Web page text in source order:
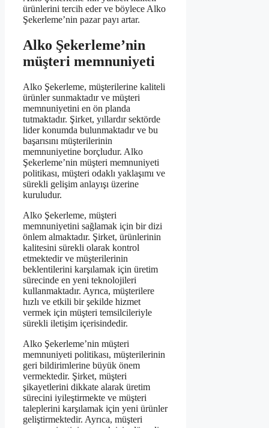
ürünlerini tercih eder ve böylece Alko
Şekerleme’nin pazar payı artar.
Alko Şekerleme’nin
müşteri memnuniyeti
Alko Şekerleme, müşterilerine kaliteli
ürünler sunmaktadır ve müşteri
memnuniyetini en ön planda
tutmaktadır. Şirket, yıllardır sektörde
lider konumda bulunmaktadır ve bu
başarısını müşterilerinin
memnuniyetine borçludur. Alko
Şekerleme’nin müşteri memnuniyeti
politikası, müşteri odaklı yaklaşımı ve
sürekli gelişim anlayışı üzerine
kuruludur.
Alko Şekerleme, müşteri
memnuniyetini sağlamak için bir dizi
önlem almaktadır. Şirket, ürünlerinin
kalitesini sürekli olarak kontrol
etmektedir ve müşterilerinin
beklentilerini karşılamak için üretim
sürecinde en yeni teknolojileri
kullanmaktadır. Ayrıca, müşterilere
hızlı ve etkili bir şekilde hizmet
vermek için müşteri temsilcileriyle
sürekli iletişim içerisindedir.
Alko Şekerleme’nin müşteri
memnuniyeti politikası, müşterilerinin
geri bildirimlerine büyük önem
vermektedir. Şirket, müşteri
şikayetlerini dikkate alarak üretim
sürecini iyileştirmekte ve müşteri
taleplerini karşılamak için yeni ürünler
geliştirmektedir. Ayrıca, müşteri